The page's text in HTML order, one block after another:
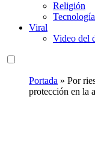
Religión
Tecnología
Viral
Video del
Portada » Por
protección en la